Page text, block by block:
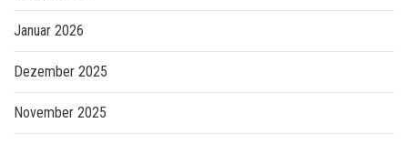
Januar 2026
Dezember 2025
November 2025